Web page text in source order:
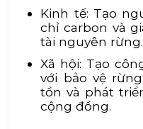
Kinh tế: Tạo
chỉ carbon và
tài nguyên rừng.
Xã hội: Tạo
với bảo vệ
tồn và phát
cộng đồng.